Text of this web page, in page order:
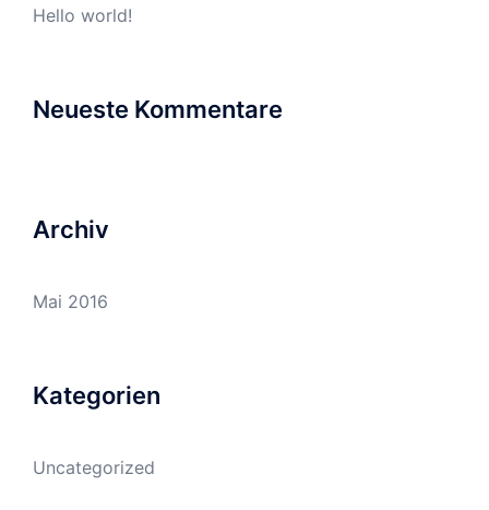
Hello world!
Neueste Kommentare
Archiv
Mai 2016
Kategorien
Uncategorized